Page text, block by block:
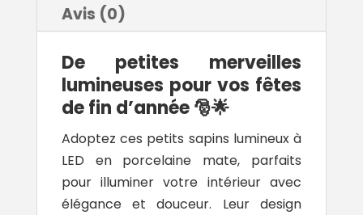
Avis (0)
De petites merveilles
lumineuses pour vos fêtes
de fin d’année 🎅🌟
Adoptez ces petits sapins lumineux à
LED en porcelaine mate, parfaits
pour illuminer votre intérieur avec
élégance et douceur. Leur design